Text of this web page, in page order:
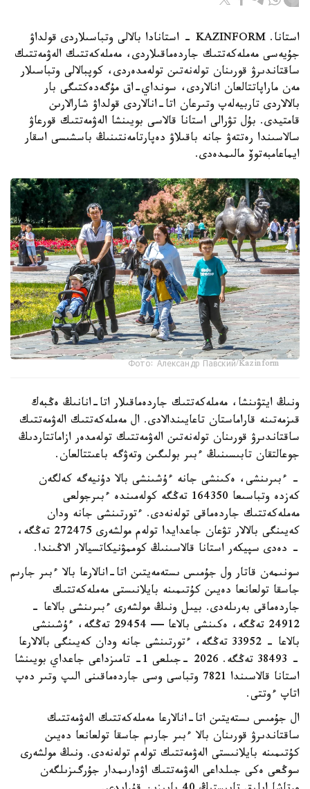
استانا. KAZINFORM - استانادا بالالى وتباسىلاردى قولداۋ
جۇيەسى مەملەكەتتىك جاردەماقىلاردى، مەملەكەتتىك الەۋمەتتىك
ساقتاندىرۋ قورىنان تولەنەتىن تولەمدەردى، كوپبالالى وتباسىلار
مەن ماراپاتتالعان انالاردى، سونداي-اق مۇگەدەكتىگى بار
بالالاردى تاربيەلەپ وتىرعان اتا-انالاردى قولداۋ شارالارىن
قامتيدى. بۇل تۋرالى استانا قالاسى بويىنشا الەۋمەتتىك قورعاۋ
سالاسىندا رەتتەۋ جانە باقىلاۋ دەپارتامەنتىنىڭ باسشىسى اسقار
ايماعامبەتوۆ مالىمدەدى.
Фото: Александр Павский/Kazinform
ونىڭ ايتۋىنشا، مەملەكەتتىك جاردەماقىلار اتا-انانىڭ ەڭبەك
قىزمەتىنە قاراماستان تاعايىندالادى. ال مەملەكەتتىك الەۋمەتتىك
ساقتاندىرۋ قورىنان تولەنەتىن الەۋمەتتىك تولەمدەر ازاماتتاردىڭ
جوعالتقان تابىسىنىڭ ءبىر بولىگىن وتەۋگە باعىتتالعان.
- ءبىرىنشى، ەكىنشى جانە ءۇشىنشى بالا دۇنيەگە كەلگەن
كەزدە وتباسىعا 164350 تەڭگە كولەمىندە ءبىرجولعى
مەملەكەتتىك جاردەماقى تولەنەدى. ءتورتىنشى جانە ودان
كەيىنگى بالالار تۋعان جاعدايدا تولەم مولشەرى 272475 تەڭگە،
- دەدى سپيكەر استانا قالاسىنىڭ كوممۋنيكاتسيالار الاڭىندا.
سونىمەن قاتار ول جۇمىس ىستەمەيتىن اتا-انالارعا بالا ءبىر جارىم
جاسقا تولعانعا دەيىن كۇتىمىنە بايلانىستى مەملەكەتتىك
جاردەماقى بەرىلەدى. بيىل ونىڭ مولشەرى ءبىرىنشى بالاعا -
24912 تەڭگە، ەكىنشى بالاعا — 29454 تەڭگە، ءۇشىنشى
بالاعا - 33952 تەڭگە، ءتورتىنشى جانە ودان كەيىنگى بالالارعا
- 38493 تەڭگە. 2026 -جىلعى 1- تامىزداعى جاعداي بويىنشا
استانا قالاسىندا 7821 وتباسى وسى جاردەماقىنى الىپ وتىر دەپ
اتاپ ءوتتى.
ال جۇمىس ىستەيتىن اتا-انالارعا مەملەكەتتىك الەۋمەتتىك
ساقتاندىرۋ قورىنان بالا ءبىر جارىم جاسقا تولعانعا دەيىن
كۇتىمىنە بايلانىستى الەۋمەتتىك تولەم تولەنەدى. ونىڭ مولشەرى
سوڭعى ەكى جىلداعى الەۋمەتتىك اۋدارىمدار جۇرگىزىلگەن